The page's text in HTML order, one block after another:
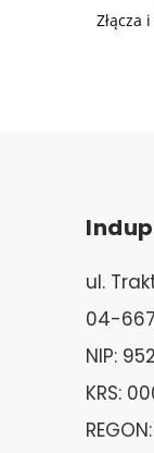
Złącza
ul.
04-
NIP:
KRS: